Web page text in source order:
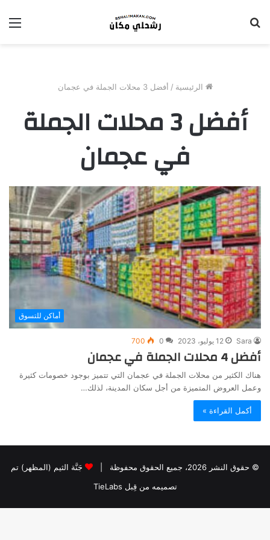
الرئيسية / أفضل 3 محلات الجملة في عجمان
أفضل 3 محلات الجملة
في عجمان
أماكن للتسوق
Sara 12 يوليو، 2023 0
700
أفضل 4 محلات الجملة في عجمان
هناك الكثير من محلات الجملة في عجمان التي تتميز بوجود خصومات كثيرة
وعمل العروض المتميزة من أجل سكان المدينة، لذلك…
أكمل القراءة »
© حقوق النشر 2026، جميع الحقوق محفوظة |
جَنَّة الثيم (المظهر) تم
تصميمه من قِبل TieLabs